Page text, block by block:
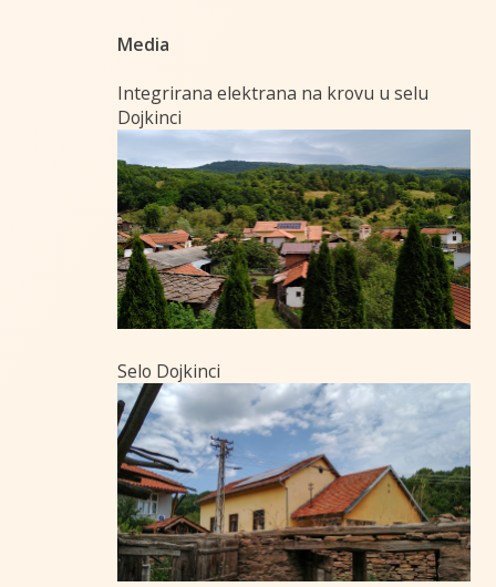
Media
Integrirana elektrana na krovu u selu
Dojkinci
Selo Dojkinci